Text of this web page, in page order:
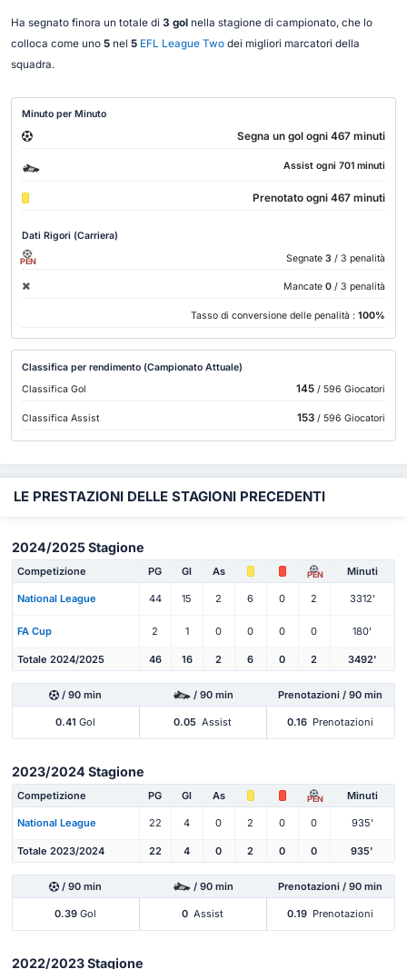
Ha segnato finora un totale di 3 golnella stagione di campionato, che lo
colloca come uno 5nel 5 EFL League Twodei migliori marcatori della
squadra.
Minuto per Minuto
Segna un gol ogni 467 minuti
Assist ogni 701 minuti
Prenotato ogni 467 minuti
Dati Rigori (Carriera)
PEN Segnate 3 / 3 penalità
Mancate 0 / 3 penalità
Tasso di conversione delle penalità : 100%
Classifica per rendimento (Campionato Attuale)
Classifica Gol
145/ 596 Giocatori
Classifica Assist 153/ 596 Giocatori
LE PRESTAZIONI DELLE STAGIONI PRECEDENTI
2024/2025 Stagione
Competizione PG Gl As PEN Minuti
National League 44 15 2 6 0 2 3312'
FA Cup 2 1 0 0 0 0 180'
Totale 2024/2025 46 16 2 6 0 2 3492'
/ 90 min / 90 min Prenotazioni / 90 min
0.41 Gol 0.05 Assist 0.16 Prenotazioni
2023/2024 Stagione
Competizione PG Gl As PEN Minuti
National League 22 4 0 2 0 0 935'
Totale 2023/2024 22 4 0 2 0 0 935'
/ 90 min / 90 min Prenotazioni / 90 min
0.39 Gol 0 Assist 0.19 Prenotazioni
2022/2023 Stagione